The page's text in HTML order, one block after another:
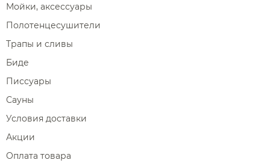
Мойки, аксессуары
Полотенцесушители
Трапы и сливы
Биде
Писсуары
Сауны
Условия доставки
Акции
Оплата товара